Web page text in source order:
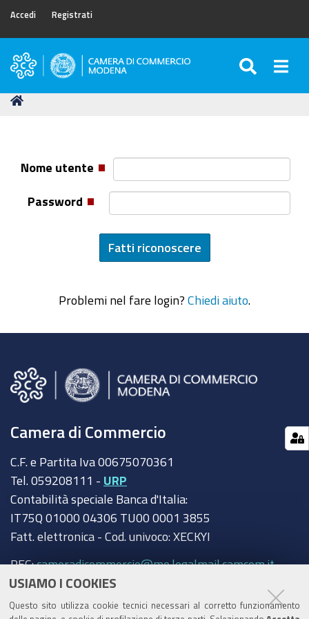
USIAMO I COOKIES
Questo sito utilizza cookie tecnici necessari al corretto funzionamento
Accedi Registrati
Camera
Commercio
Tu
Nome utente
Password
Problemi nel fare login? Chiedi aiuto
Camera di Commercio
C.F. e Partita Iva 00675070361
Tel. 059208111 - URP
Contabilità speciale Banca d'Italia:
IT75Q 01000 04306 TU00 0001 3855
Fatt. elettronica - Cod. univoco: XECKYI
PEC:cameradicommercio@mo.legalmail.camcom.it
Trasparenza